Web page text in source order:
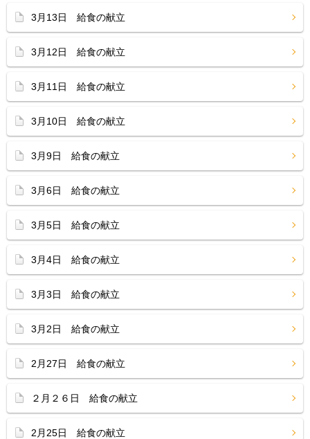
3月13日 給食の献立
3月12日 給食の献立
3月11日 給食の献立
3月10日 給食の献立
3月9日 給食の献立
3月6日 給食の献立
3月5日 給食の献立
3月4日 給食の献立
3月3日 給食の献立
3月2日 給食の献立
2月27日 給食の献立
２月２６日 給食の献立
2月25日 給食の献立